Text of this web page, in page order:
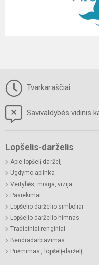
Tvarkaraščiai
Savivaldybės vidinis
Lopšelis-darželis
Apie lopšelį-darželį
Ugdymo aplinka
Vertybės, misija, vizija
Pasiekimai
Lopšelio-darželio simboliai
Lopšelio-darželio himnas
Tradiciniai renginiai
Bendradarbiavimas
Priėmimas į lopšelį-darželį